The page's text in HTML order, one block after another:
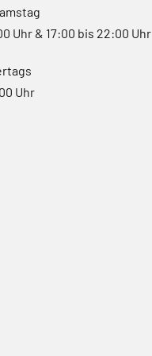
Uhr & 17:00 bis 22:00 Uhr
Uhr